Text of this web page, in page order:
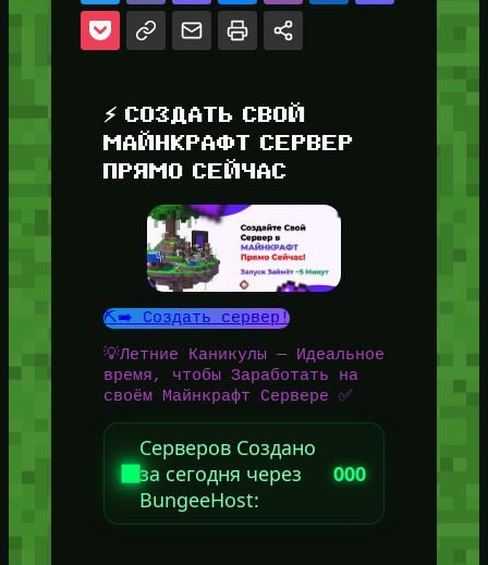
⚡ СОЗДАТЬ СВОЙ
МАЙНКРАФТ СЕРВЕР
ПРЯМО СЕЙЧАС
⛏️➡️ Создать сервер!
💡Летние Каникулы — Идеальное
время, чтобы Заработать на
своём Майнкрафт Сервере ✅
Серверов Создано
за сегодня через
BungeeHost:
000